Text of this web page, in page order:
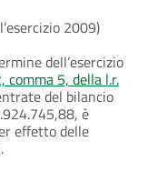
2009)
dell’esercizio
comma 5, della l.r.
del bilancio
è
effetto delle